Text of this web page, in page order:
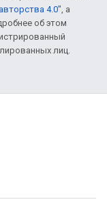
4.0", а
об этом
лиц.